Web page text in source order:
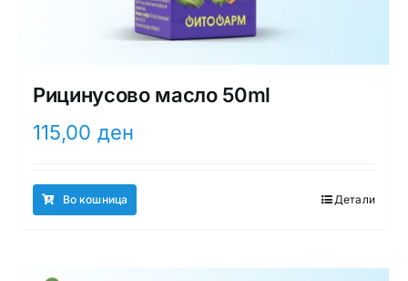
Рицинусово масло 50ml
115,00 ден
Во кошница Детали